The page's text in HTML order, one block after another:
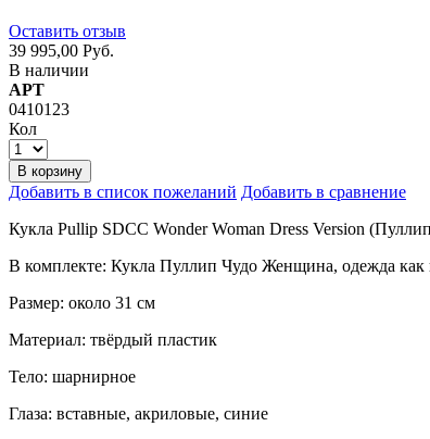
Оставить отзыв
39 995,00 Руб.
В наличии
АРТ
0410123
Кол
В корзину
Добавить в список пожеланий Добавить в сравнение
Кукла Pullip SDCC Wonder Woman Dress Version
В комплекте: Кукла Пуллип Чудо Женщина, одежда как
Размер: около 31 см
Материал: твёрдый пластик
Тело: шарнирное
Глаза: вставные, акриловые, синие